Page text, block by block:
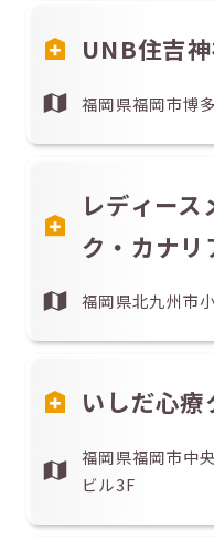
UNB住吉
福岡県福岡市博
レディース
ク・カナリ
福岡県北九州市
いしだ心療
福岡県福岡市中
ビル3F